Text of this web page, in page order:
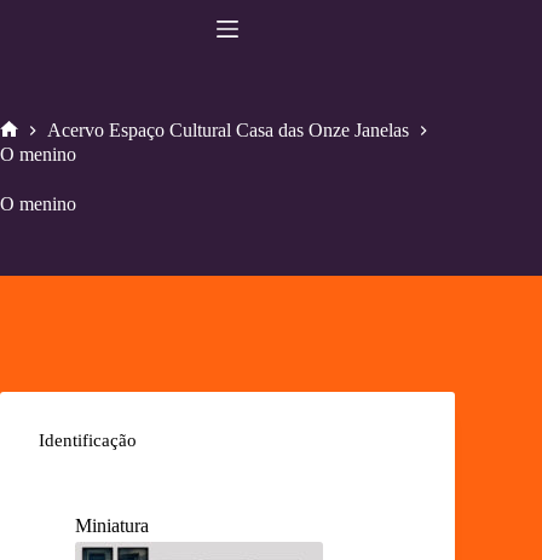
Home
Acervo Espaço Cultural Casa das Onze Janelas
O menino
O menino
Identificação
Miniatura